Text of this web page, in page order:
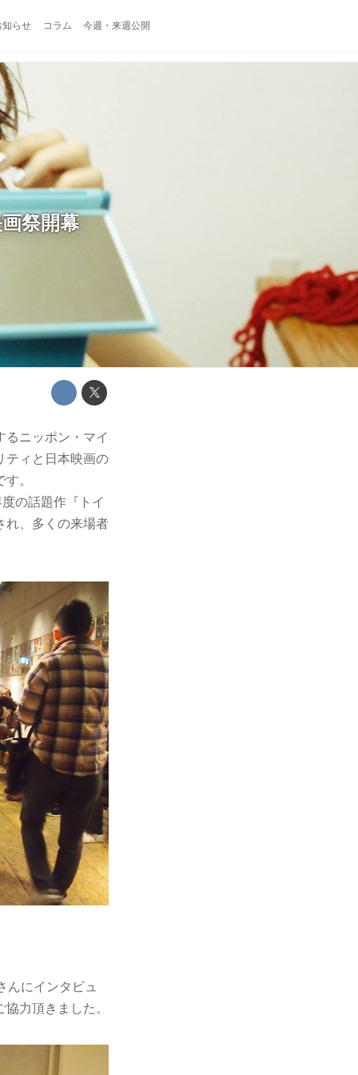
知らせ コラム 今週・来週公開
祭開幕
ニッポン・マイ
ティと日本映画の
。
の話題作『トイ
れ、多くの来場者
んにインタビュ
力頂きました。